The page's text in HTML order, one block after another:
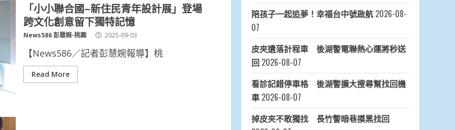
「小小聯合國–新住民青年設計展」登場
跨文化創意留下獨特記憶
News586 彭慧婉-桃園 2025-09-03
【News586／記者彭慧婉報導】桃
Read More
陪孩子一起追夢！幸福台中號啟航 2026-08-
07
皮夾遺落計程車 後湖警電聯熱心運將秒送
回 2026-08-07
看診記錯停車格 後湖警擴大搜尋幫找回機
車 2026-08-07
掉皮夾不敢獨找 長竹警暗巷摸黑找回